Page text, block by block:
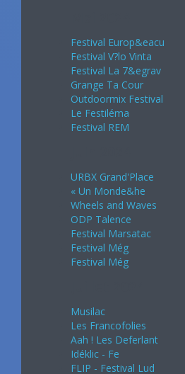
Festival Europ&eacu
Festival V?lo Vinta
Festival La 7&egrav
Grange Ta Cour
Outdoormix Festival
Le Festiléma
Festival REM
URBX Grand'Place
« Un Monde&he
Wheels and Waves
ODP Talence
Festival Marsatac
Festival Még
Festival Még
Musilac
Les Francofolies
Aah ! Les Deferlant
Idéklic - Fe
FLIP - Festival Lud